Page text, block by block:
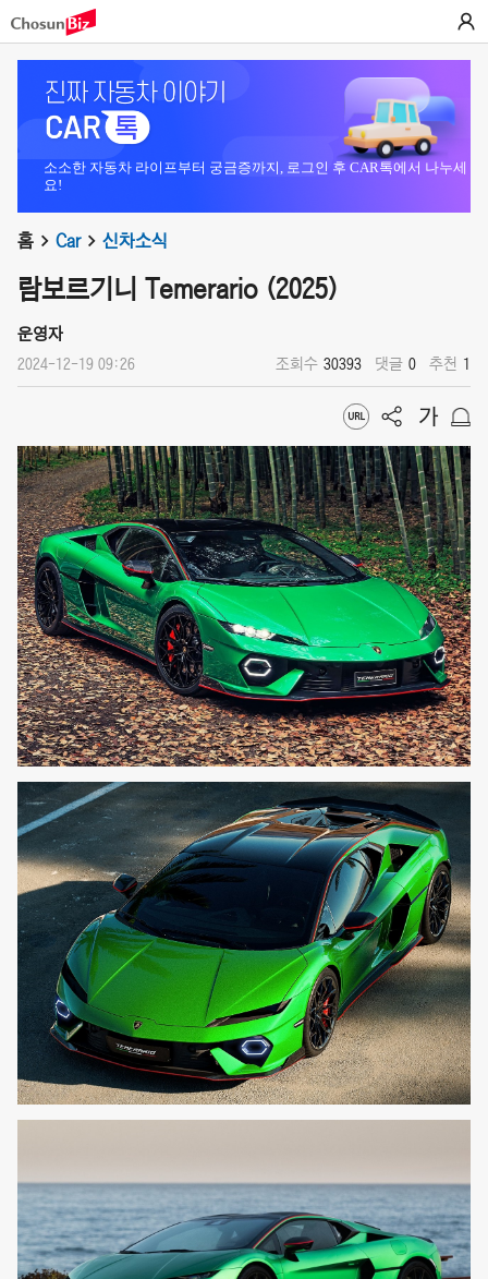
소소한 자동차 라이프부터 궁금증까지, 로그인 후 CAR톡에서 나누세
요!
홈 Car 신차소식
람보르기니 Temerario (2025)
운영자
2024-12-19 09:26 조회수 30393 댓글 0 추천 1